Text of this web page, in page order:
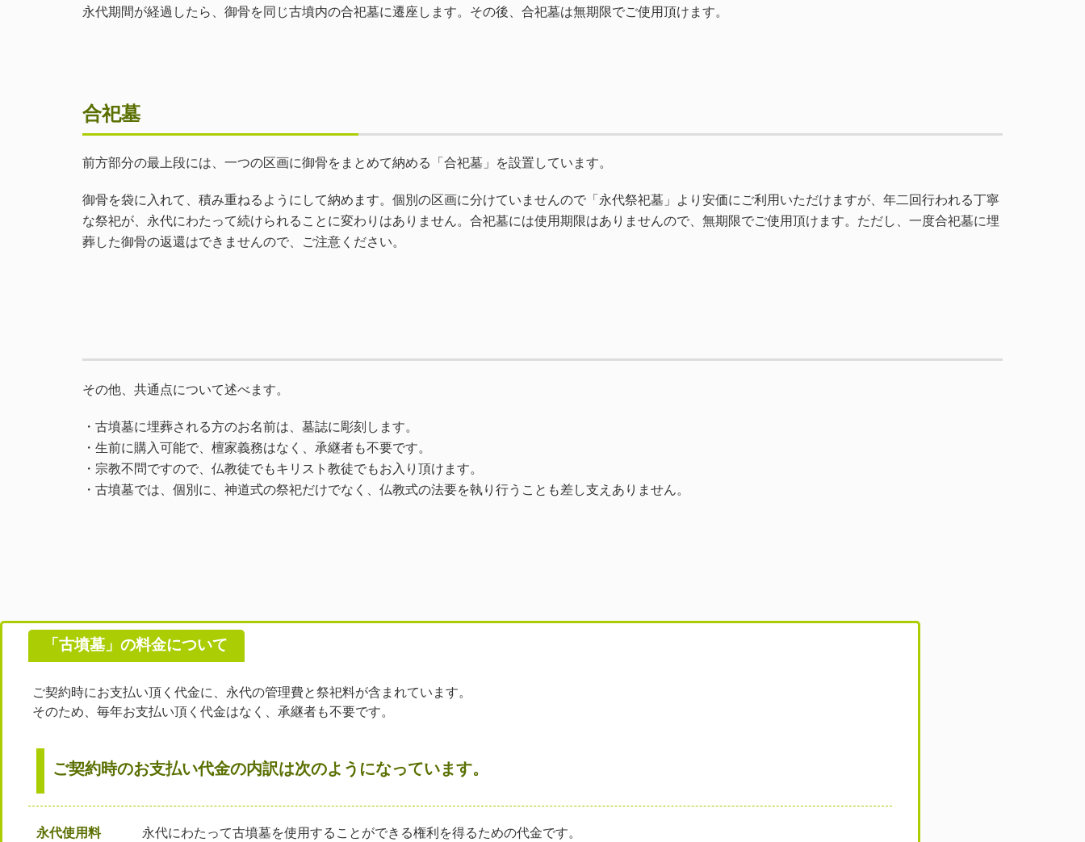
永代期間が経過したら、御骨を同じ古墳内の合祀墓に遷座します。その後、合祀墓は無期限でご使用頂けます。
合祀墓
前方部分の最上段には、一つの区画に御骨をまとめて納める「合祀墓」を設置しています。
御骨を袋に入れて、積み重ねるようにして納めます。個別の区画に分けていませんので「永代祭祀墓」より安価にご利用いただけますが、年二回行われる丁寧
な祭祀が、永代にわたって続けられることに変わりはありません。合祀墓には使用期限はありませんので、無期限でご使用頂けます。ただし、一度合祀墓に埋
葬した御骨の返還はできませんので、ご注意ください。
その他、共通点について述べます。
・古墳墓に埋葬される方のお名前は、墓誌に彫刻します。
・生前に購入可能で、檀家義務はなく、承継者も不要です。
・宗教不問ですので、仏教徒でもキリスト教徒でもお入り頂けます。
・古墳墓では、個別に、神道式の祭祀だけでなく、仏教式の法要を執り行うことも差し支えありません。
ご契約時にお支払い頂く代金に、永代の管理費と祭祀料が含まれています。
そのため、毎年お支払い頂く代金はなく、承継者も不要です。
ご契約時のお支払い代金の内訳は次のようになっています。
永代使用料
永代にわたって古墳墓を使用することができる権利を得るための代金です。